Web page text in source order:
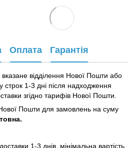
Оплата Гарантія
вказане відділення Нової Пошти або
строк 1-3 дні після надходження
згідно тарифів Нової Пошти.
Пошти для замовлень на суму
1-3 днів, мінімальна вартість